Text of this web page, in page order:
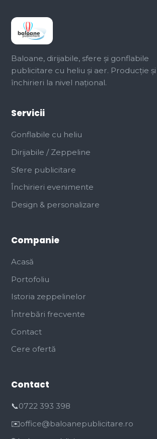
Baloane, dirijabile, sfere și gonflabile
publicitare cu heliu și aer. Producție și
închirieri la nivel național.
Servicii
Gonflabile cu heliu
Dirijabile / Zeppeline
Sfere publicitare
Închirieri evenimente
Design & personalizare
Companie
Acasă
Portofoliu
Istoria zeppelinelor
Întrebări frecvente
Contact
Cere ofertă
Contact
📞0722 393 398
✉️office@baloanepublicitare.ro